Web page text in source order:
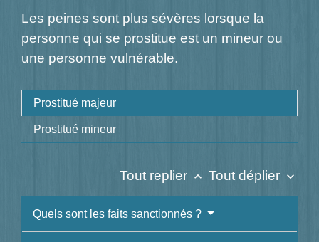
Les peines sont plus sévères lorsque la
personne qui se prostitue est un mineur ou
une personne vulnérable.
Prostitué majeur
Prostitué mineur
Tout replier keyboard_arrow_up Tout déplier keyboard_arrow_down
Quels sont les faits sanctionnés ?